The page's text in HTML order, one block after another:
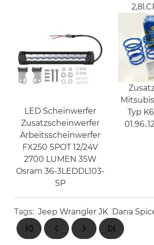
LED Scheinwerfer
Zusatzscheinwerfer
Arbeitsscheinwerfer
FX250 SPOT 12/24V
2700 LUMEN 35W
Osram 36-3LEDDL103-
SP
Typ
Tags: Jeep Wrangler JK Dana